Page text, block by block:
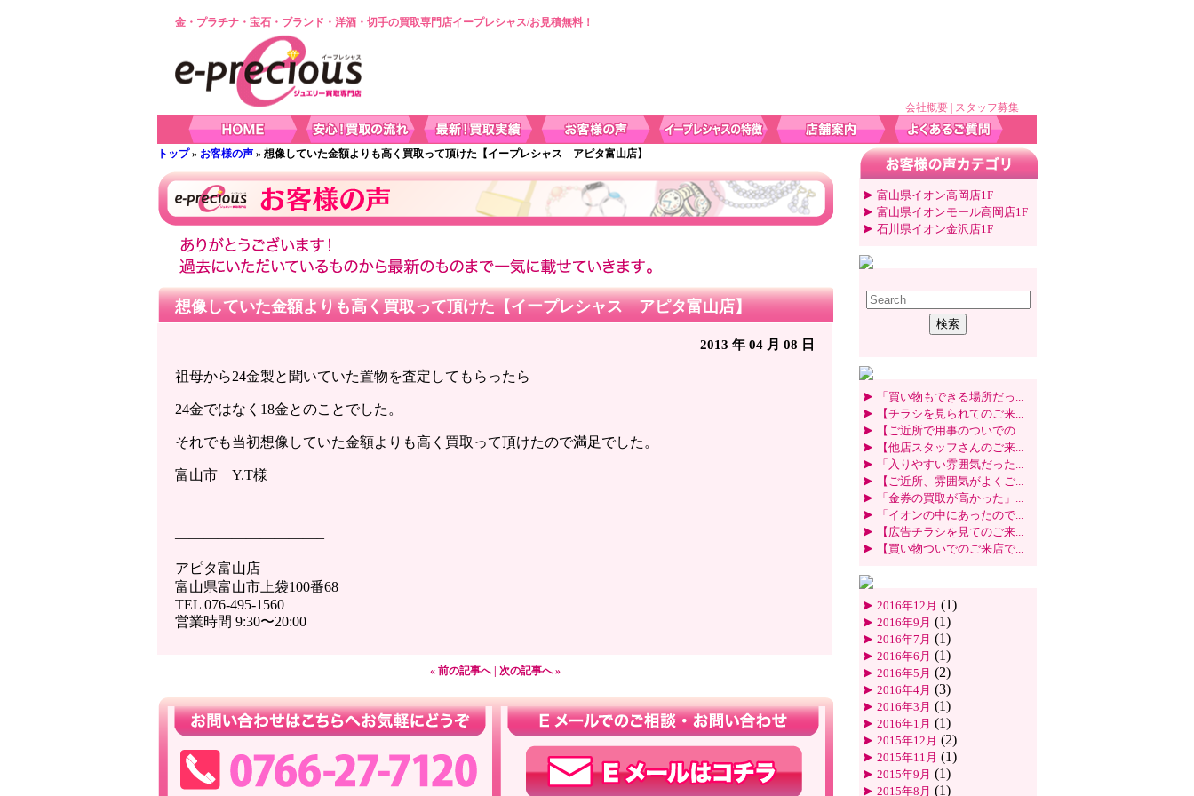
金・プラチナ・宝石・ブランド・洋酒・切手の買取専門店イープレシャス/お見積無料！
会社概要 スタッフ募集
トップ» お客様の声 » 想像していた金額よりも高く買取って頂けた【イープレシャス アピタ富山店】
想像していた金額よりも高く買取って頂けた【イープレシャス アピタ富山店】
2013 年 04 月 08 日
祖母から24金製と聞いていた置物を査定してもらったら
24金ではなく18金とのことでした。
それでも当初想像していた金額よりも高く買取って頂けたので満足でした。
富山市 Y.T様
——————————–
アピタ富山店
富山県富山市上袋100番68
TEL 076-495-1560
営業時間 9:30〜20:00
« 前の記事へ| 次の記事へ »
富山県イオン高岡店1F
富山県イオンモール高岡店1F
石川県イオン金沢店1F
「買い物もできる場所だっ...
【チラシを見られてのご来...
【ご近所で用事のついでの...
【他店スタッフさんのご来...
「入りやすい雰囲気だった...
【ご近所、雰囲気がよくご...
「金券の買取が高かった」...
「イオンの中にあったので...
【広告チラシを見てのご来...
【買い物ついでのご来店で...
2016年12月 (1)
2016年9月 (1)
2016年7月 (1)
2016年6月 (1)
2016年5月 (2)
2016年4月 (3)
2016年3月 (1)
2016年1月 (1)
2015年12月 (2)
2015年11月 (1)
2015年9月 (1)
2015年8月 (1)